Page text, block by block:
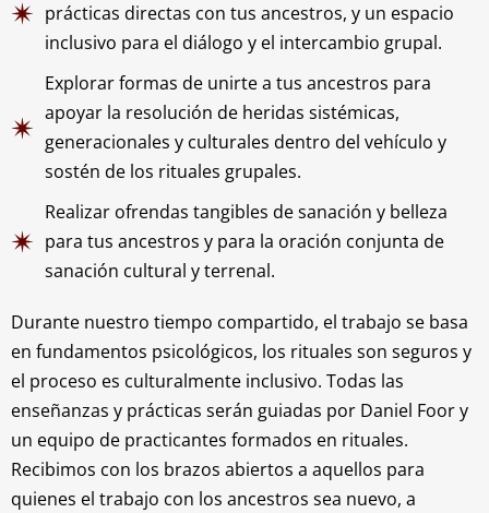
prácticas directas con tus ancestros, y un espacio
inclusivo para el diálogo y el intercambio grupal.
Explorar formas de unirte a tus ancestros para
apoyar la resolución de heridas sistémicas,
generacionales y culturales dentro del vehículo y
sostén de los rituales grupales.
Realizar ofrendas tangibles de sanación y belleza
para tus ancestros y para la oración conjunta de
sanación cultural y terrenal.
Durante nuestro tiempo compartido, el trabajo se basa
en fundamentos psicológicos, los rituales son seguros y
el proceso es culturalmente inclusivo. Todas las
enseñanzas y prácticas serán guiadas por Daniel Foor y
un equipo de practicantes formados en rituales.
Recibimos con los brazos abiertos a aquellos para
quienes el trabajo con los ancestros sea nuevo, a